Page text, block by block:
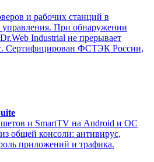
и рабочих станций в
При обнаружении
Industrial не прерывает
Сертифицирован ФСТЭК России,
и SmartTV на Android и ОС
общей консоли: антивирус,
приложений и трафика.